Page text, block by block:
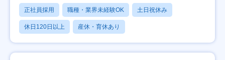
正社員採用 職種・業界未経験OK 土日祝休み
休日120日以上 産休・育休あり